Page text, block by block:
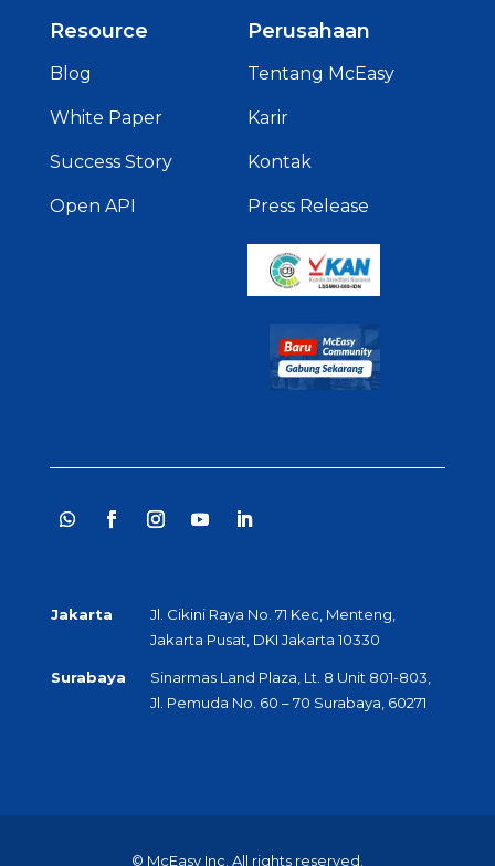
Resource
Blog
White Paper
Success Story
Open API
Perusahaan
Tentang McEasy
Karir
Kontak
Press Release
Jakarta
Jl. Cikini Raya No. 71 Kec, Menteng,
Jakarta Pusat, DKI Jakarta 10330
Surabaya
Sinarmas Land Plaza, Lt. 8 Unit 801-803,
Jl. Pemuda No. 60 – 70 Surabaya, 60271
© McEasy Inc. All rights reserved.